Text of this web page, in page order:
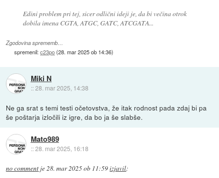
Edini problem pri tej, sicer odlični ideji je, da bi večina otrok
dobila imena CGTA, ATGC, GATC, ATCGATA...
Zgodovina sprememb…
spremenil:c23po(28. mar 2025 ob 14:36)
Miki N
::28. mar 2025, 14:38
Ne ga srat s temi testi očetovstva, že itak rodnost pada zdaj bi pa
še poštarja izločili iz igre, da bo ja še slabše.
Mato989
::28. mar 2025, 16:18
no comment je28. mar 2025 ob 11:59izjavil: